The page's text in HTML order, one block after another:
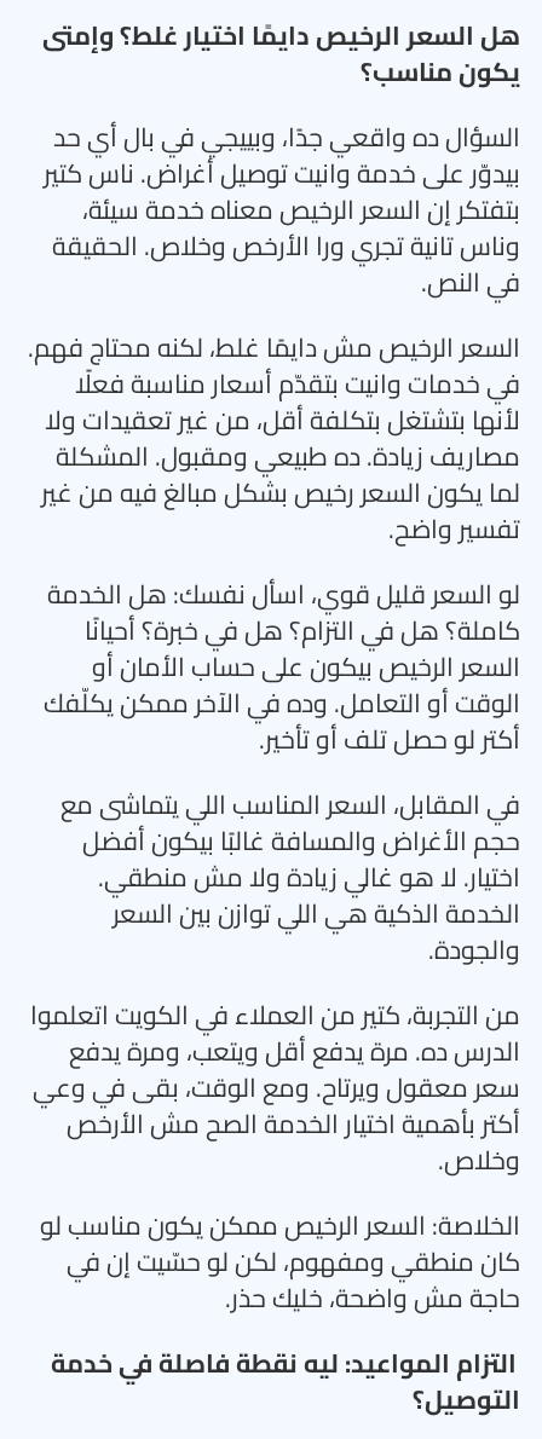
هل السعر الرخيص دايمًا اختيار غلط؟ وإمتى
يكون مناسب؟
السؤال ده واقعي جدًا، وبييجي في بال أي حد
بيدوّر على خدمة وانيت توصيل أغراض. ناس كتير
بتفتكر إن السعر الرخيص معناه خدمة سيئة،
وناس تانية تجري ورا الأرخص وخلاص. الحقيقة
في النص.
السعر الرخيص مش دايمًا غلط، لكنه محتاج فهم.
في خدمات وانيت بتقدّم أسعار مناسبة فعلًا
لأنها بتشتغل بتكلفة أقل، من غير تعقيدات ولا
مصاريف زيادة. ده طبيعي ومقبول. المشكلة
لما يكون السعر رخيص بشكل مبالغ فيه من غير
تفسير واضح.
لو السعر قليل قوي، اسأل نفسك: هل الخدمة
كاملة؟ هل في التزام؟ هل في خبرة؟ أحيانًا
السعر الرخيص بيكون على حساب الأمان أو
الوقت أو التعامل. وده في الآخر ممكن يكلّفك
أكتر لو حصل تلف أو تأخير.
في المقابل، السعر المناسب اللي يتماشى مع
حجم الأغراض والمسافة غالبًا بيكون أفضل
اختيار. لا هو غالي زيادة ولا مش منطقي.
الخدمة الذكية هي اللي توازن بين السعر
والجودة.
من التجربة، كتير من العملاء في الكويت اتعلموا
الدرس ده. مرة يدفع أقل ويتعب، ومرة يدفع
سعر معقول ويرتاح. ومع الوقت، بقى في وعي
أكتر بأهمية اختيار الخدمة الصح مش الأرخص
وخلاص.
الخلاصة: السعر الرخيص ممكن يكون مناسب لو
كان منطقي ومفهوم، لكن لو حسّيت إن في
حاجة مش واضحة، خليك حذر.
التزام المواعيد: ليه نقطة فاصلة في خدمة
التوصيل؟